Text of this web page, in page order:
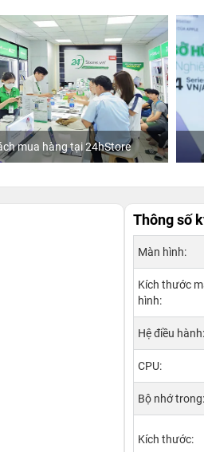
sĩ/Diễn viên Jun Phạm
Thông số
Màn hình:
Kích thước
hình:
Hệ điều hành:
CPU:
Bộ nhớ trong:
Kích thước: